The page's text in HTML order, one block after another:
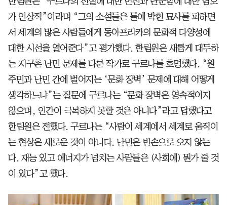
가 인상적”이라며 “그의 소설들은 틀에 박힌 묘사를 피하면
서 세계의 많은 사람들에게 동아프리카의 문화적 다양성에
대한 시선을 열어준다”고 평가했다. 한림원은 새롭게 대두하
는 지구촌 난민 문제를 다룬 작가로 구르나를 호명했다. “원
주민과 난민 간에 벌어지는 ‘문화 장벽’ 문제에 대해 어떻게
생각하느냐”는 질문에 구르나는 “문화 장벽은 영속적이지
않으며, 인간이 극복하지 못할 것은 아니다”라고 답했다고
한림원은 전했다. 구르나는 “사람이 세계에서 세계로 움직이
는 현상은 새로운 것이 아니다. 난민은 빈손으로 오지 않는
다. 재능 있고 에너지가 넘치는 사람들은 (사회에) 뭔가 줄 것
이 있다”고 했다.